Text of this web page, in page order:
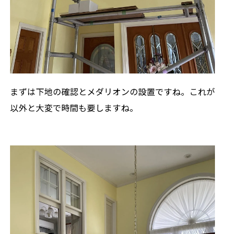
まずは下地の確認とメダリオンの設置ですね。これが
以外と大変で時間も要しますね。